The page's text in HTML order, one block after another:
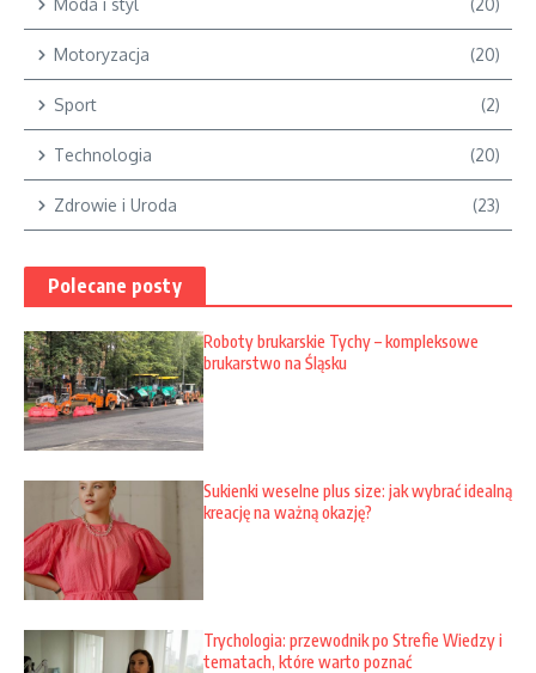
Moda i styl (20)
Motoryzacja (20)
Sport (2)
Technologia (20)
Zdrowie i Uroda (23)
Polecane posty
Roboty brukarskie Tychy – kompleksowe
brukarstwo na Śląsku
Sukienki weselne plus size: jak wybrać idealną
kreację na ważną okazję?
Trychologia: przewodnik po Strefie Wiedzy i
tematach, które warto poznać